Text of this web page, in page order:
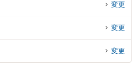
変更
変更
変更